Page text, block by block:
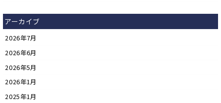
アーカイブ
2026年7月
2026年6月
2026年5月
2026年1月
2025年1月